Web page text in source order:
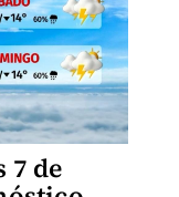
7 de